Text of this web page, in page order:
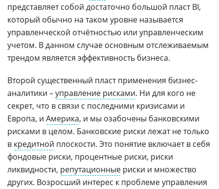
представляет собой достаточно большой пласт BI,
который обычно на таком уровне называется
управленческой отчётностью или управленческим
учетом. В данном случае основным отслеживаемым
трендом является эффективность бизнеса.
Второй существенный пласт применения бизнес-
аналитики –управление рисками. Ни для кого не
секрет, что в связи с последними кризисами и
Европа, и Америка, и мы озабочены банковскими
рисками в целом. Банковские риски лежат не только
в кредитной плоскости. Это понятие включает в себя
фондовые риски, процентные риски, риски
ликвидности, репутационные риски и множество
других. Возросший интерес к проблеме управления